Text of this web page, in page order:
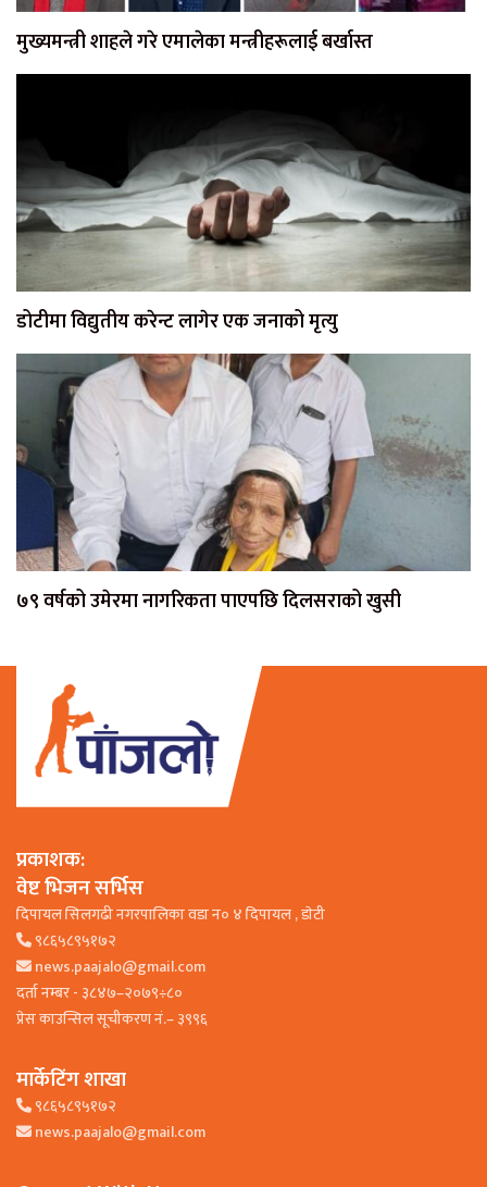
मुख्यमन्त्री शाहले गरे एमालेका मन्त्रीहरूलाई बर्खास्त
डोटीमा विद्युतीय करेन्ट लागेर एक जनाको मृत्यु
७९ वर्षको उमेरमा नागरिकता पाएपछि दिलसराको खुसी
प्रकाशक:
वेष्ट भिजन सर्भिस
दिपायल सिलगढी नगरपालिका वडा न० ४ दिपायल , डाेटी
९८६५८९५१७२
news.paajalo@gmail.com
दर्ता नम्बर - ३८४७–२०७९÷८०
प्रेस काउन्सिल सूचीकरण नं.– ३९९६
मार्केटिंग शाखा
९८६५८९५१७२
news.paajalo@gmail.com